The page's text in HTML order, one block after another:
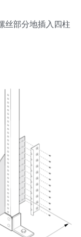
丝部分地插入四柱